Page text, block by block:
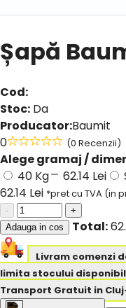
Șapă
Cod:
Stoc: Da
Producator:Baumit
0
(0 Recenzii)
Alege gramaj /
40 Kg
62.14 Lei
62.14 Lei *pret cu TVA (in
-
+
Adauga in cos
Total:
Livram comenzi
limita stocului
Transport Gratuit in